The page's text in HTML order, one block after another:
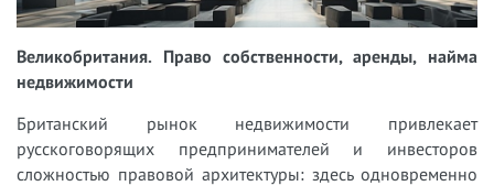
Великобритания. Право собственности, аренды, найма
недвижимости
Британский рынок недвижимости привлекает
русскоговорящих предпринимателей и инвесторов
сложностью правовой архитектуры: здесь одновременно